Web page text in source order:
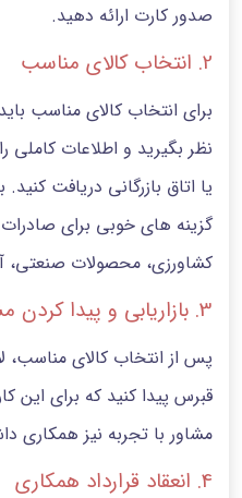
صدور کارت ارائه دهید.
2. انتخاب کالای مناسب
برای انتخاب کالای مناسب
نظر بگیرید و اطلاعات کاملی
یا اتاق بازرگانی دریافت
گزینه های خوبی برای
کشاورزی، محصولات صنعتی،
3. بازاریابی و پیدا کردن مشتری
پس از انتخاب کالای مناسب،
قبرس پیدا کنید که برای این
مشاور با تجربه نیز همکاری
4. انعقاد قرارداد همکاری